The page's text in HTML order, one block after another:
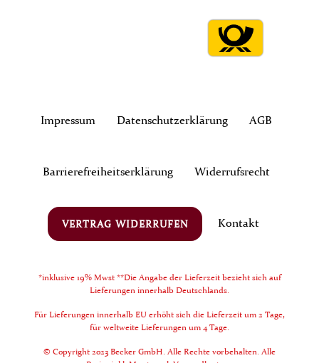
Impressum Daten­schutz­erklärung AGB
Barrierefreiheitserklärung Widerrufs­recht
VERTRAG WIDERRUFEN Kontakt
*inklusive 19% Mwst **Die Angabe der Lieferzeit bezieht sich auf
Lieferungen innerhalb Deutschlands.
Für Lieferungen innerhalb EU erhöht sich die Lieferzeit um 2 Tage,
für weltweite Lieferungen um 4 Tage.
© Copyright 2023 Becker GmbH. Alle Rechte vorbehalten. Alle